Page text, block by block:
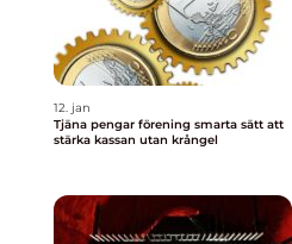
12. jan
Tjäna pengar förening smarta sätt att
stärka kassan utan krångel